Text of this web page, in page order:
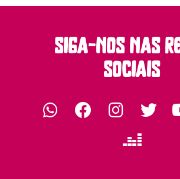
siga-nos nas
sociais